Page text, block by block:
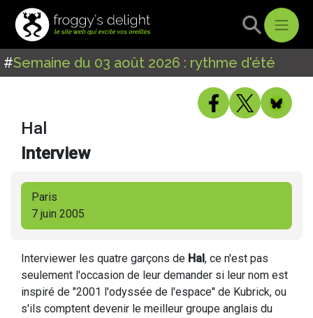
#Semaine du 03 août 2026 : rythme d'été
Hal
Interview
Paris
7 juin 2005
Interviewer les quatre garçons de Hal, ce n'est pas
seulement l'occasion de leur demander si leur nom est
inspiré de "2001 l'odyssée de l'espace" de Kubrick, ou
s'ils comptent devenir le meilleur groupe anglais du